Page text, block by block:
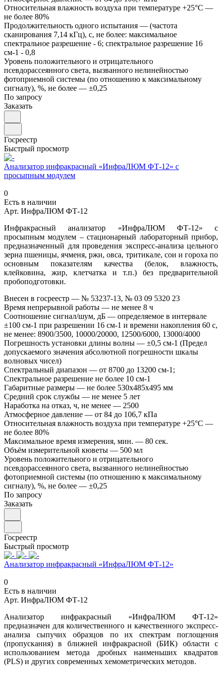
Относительная влажность воздуха при температуре +25°С —
не более 80%
Продолжительность одного испытания — (частота
сканирования 7,14 кГц), с, не более: максимальное
спектральное разрешение - 6; спектральное разрешение 16
см-1 - 0,8
Уровень положительного и отрицательного
псевдорассеянного света, вызванного нелинейностью
фотоприемной системы (по отношению к максимальному
сигналу), %, не более — ±0,25
По запросу
Заказать
Госреестр
Быстрый просмотр
Анализатор инфракрасный «ИнфраЛЮМ ФТ-12» с
просыпным модулем
0
Есть в наличии
Арт. ИнфраЛЮМ ФТ-12
Инфракрасный анализатор «ИнфраЛЮМ ФТ-12» с
просыпным модулем – стационарный лабораторный прибор,
предназначенный для проведения экспресс-анализа цельного
зерна пшеницы, ячменя, ржи, овса, тритикале, сои и гороха по
основным показателям качества (белок, влажность,
клейковина, жир, клетчатка и т.п.) без предварительной
пробоподготовки.
Внесен в госреестр — № 53237-13, № 03 09 5320 23
Время непрерывной работы — не менее 8 ч
Соотношение сигнал/шум, дБ — определяемое в интервале
±100 см-1 при разрешении 16 см-1 и времени накопления 60 с,
не менее: 8900/3500, 10000/20000, 12500/6000, 13000/4000
Погрешность установки длины волны — ±0,5 см-1 (Предел
допускаемого значения абсолютной погрешности шкалы
волновых чисел)
Спектральный диапазон — от 8700 до 13200 см-1;
Спектральное разрешение не более 10 см-1
Габаритные размеры — не более 530х485х495 мм
Средний срок службы — не менее 5 лет
Наработка на отказ, ч, не менее — 2500
Атмосферное давление — от 84 до 106,7 кПа
Относительная влажность воздуха при температуре +25°С —
не более 80%
Максимальное время измерения, мин. — 80 сек.
Объём измерительной кюветы — 500 мл
Уровень положительного и отрицательного
псевдорассеянного света, вызванного нелинейностью
фотоприемной системы (по отношению к максимальному
сигналу), %, не более — ±0,25
По запросу
Заказать
Госреестр
Быстрый просмотр
Анализатор инфракрасный «ИнфраЛЮМ ФТ-12»
0
Есть в наличии
Арт. ИнфраЛЮМ ФТ-12
Анализатор инфракрасный «ИнфраЛЮМ ФТ-12»
предназначен для количественного и качественного экспресс-
анализа сыпучих образцов по их спектрам поглощения
(пропускания) в ближней инфракрасной (БИК) области с
использованием метода дробных наименьших квадратов
(PLS) и других современных хемометрических методов.